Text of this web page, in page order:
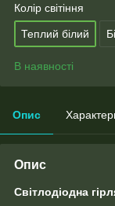
Колір світіння
Теплий білий
В наявності
Опис
Опис
Світлодіодна